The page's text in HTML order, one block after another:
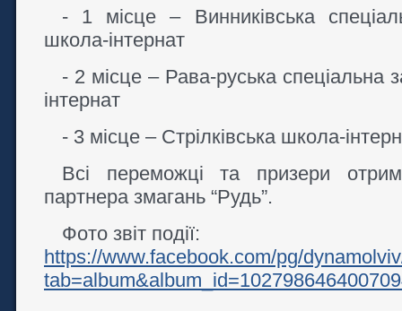
- 1 місце – Винниківська
школа-інтернат
- 2 місце – Рава-руська спеціальна
інтернат
- 3 місце – Стрілківська школа-
Всі переможці та призери
партнера змагань “Рудь”.
Фото звіт події:
https://www.facebook.com/pg/